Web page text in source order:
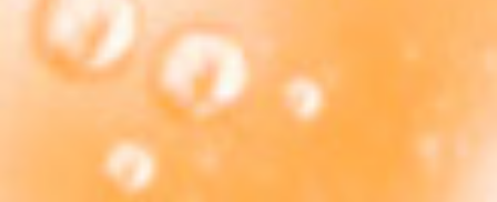
Entrega en 72h
Compra ahora y recibe tus productos
en menos de 72h.
Ofertas en salud y
belleza